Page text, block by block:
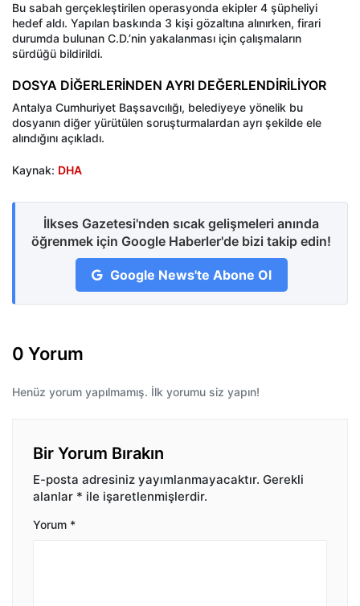
Bu sabah gerçekleştirilen operasyonda ekipler 4 şüpheliyi
hedef aldı. Yapılan baskında 3 kişi gözaltına alınırken, firari
durumda bulunan C.D.’nin yakalanması için çalışmaların
sürdüğü bildirildi.
DOSYA DİĞERLERİNDEN AYRI DEĞERLENDİRİLİYOR
Antalya Cumhuriyet Başsavcılığı, belediyeye yönelik bu
dosyanın diğer yürütülen soruşturmalardan ayrı şekilde ele
alındığını açıkladı.
Kaynak: DHA
İlkses Gazetesi'nden sıcak gelişmeleri anında
öğrenmek için Google Haberler'de bizi takip edin!
Google News'te Abone Ol
0 Yorum
Henüz yorum yapılmamış. İlk yorumu siz yapın!
Bir Yorum Bırakın
E-posta adresiniz yayımlanmayacaktır. Gerekli
alanlar * ile işaretlenmişlerdir.
Yorum *